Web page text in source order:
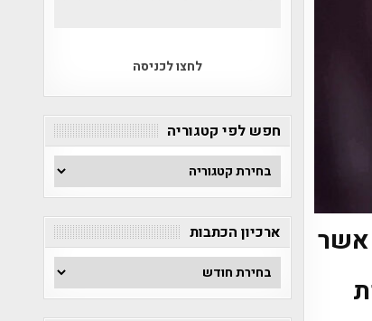
אשר
לחצו לכניסה
חפש לפי קטגוריה
חפש
לפי
קטגוריה
ארכיון הכתבות
ארכיון
הכתבות